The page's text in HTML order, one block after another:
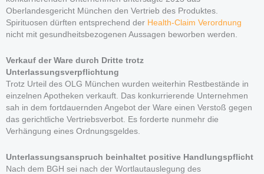
Oberlandesgericht München den Vertrieb des Produktes.
Spirituosen dürften entsprechend der Health-Claim Verordnung
nicht mit gesundheitsbezogenen Aussagen beworben werden.
Verkauf der Ware durch Dritte trotz
Unterlassungsverpflichtung
Trotz Urteil des OLG München wurden weiterhin Restbestände in
einzelnen Apotheken verkauft. Das konkurrierende Unternehmen
sah in dem fortdauernden Angebot der Ware einen Verstoß gegen
das gerichtliche Vertriebsverbot. Es forderte nunmehr die
Verhängung eines Ordnungsgeldes.
Unterlassungsanspruch beinhaltet positive Handlungspflicht
Nach dem BGH sei nach der Wortlautauslegung des